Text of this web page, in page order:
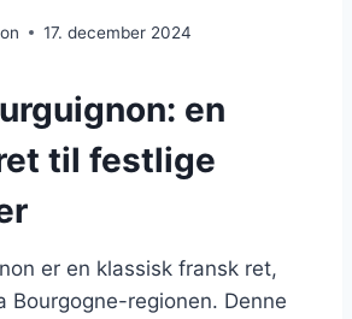
17. december 2024
en
til festlige
er en klassisk fransk ret,
Bourgogne-regionen. Denne